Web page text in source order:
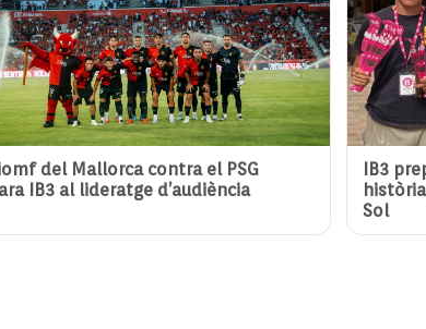
del Mallorca contra el PSG
IB3 al lideratge d’audiència
IB3
Sol